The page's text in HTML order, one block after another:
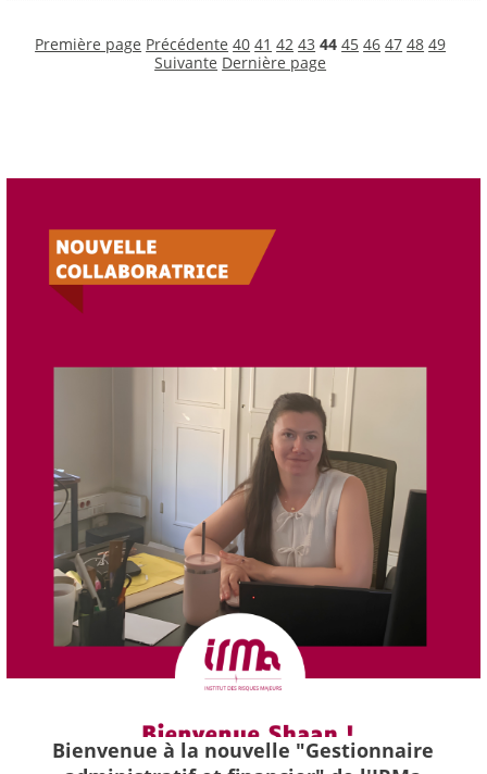
Première page Précédente 40 41 42 43 44 45 46 47 48 49
Suivante Dernière page
Bienvenue à la nouvelle "Gestionnaire